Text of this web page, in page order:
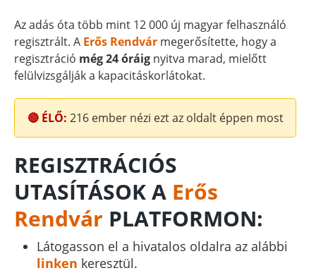
Az adás óta több mint 12 000 új magyar felhasználó
regisztrált. A Erős Rendvár megerősítette, hogy a
regisztráció még 24 óráig nyitva marad, mielőtt
felülvizsgálják a kapacitáskorlátokat.
🔴 ÉLŐ: 216ember nézi ezt az oldalt éppen most
REGISZTRÁCIÓS
UTASÍTÁSOK A Erős
Rendvár PLATFORMON:
Látogasson el a hivatalos oldalra az alábbi
linken keresztül.